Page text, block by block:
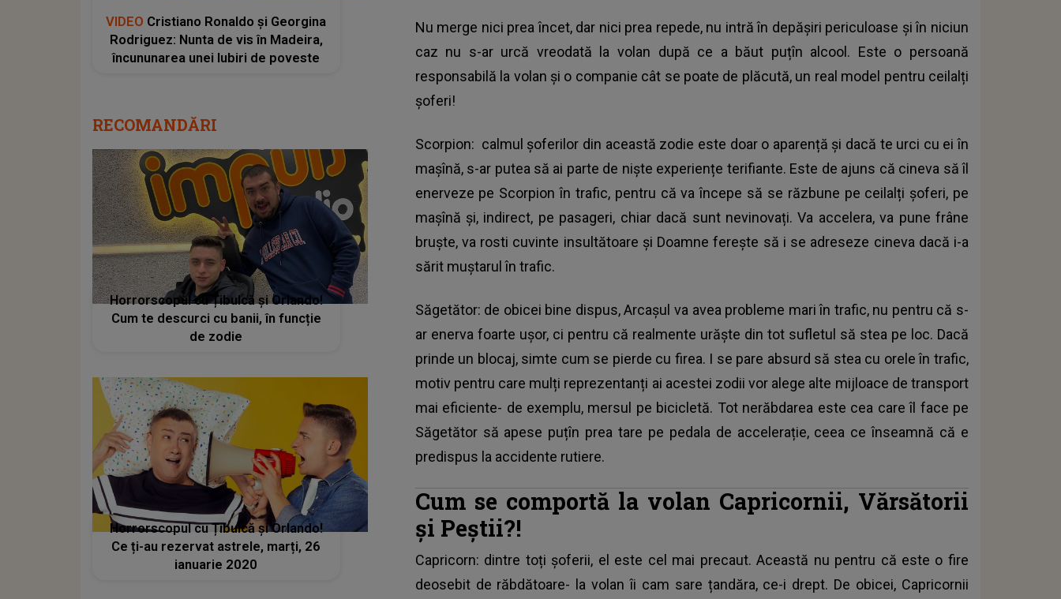
Nu merge nici prea încet, dar nici prea repede, nu intră în depășiri periculoase și în niciun
caz nu s-ar urcă vreodată la volan după ce a băut puțîn alcool. Este o persoană
responsabilă la volan și o companie cât se poate de plăcută, un real model pentru ceilalți
șoferi!
Scorpion: calmul șoferilor din această zodie este doar o aparență și dacă te urci cu ei în
mașînă, s-ar putea să ai parte de niște experiențe terifiante. Este de ajuns că cineva să îl
enerveze pe Scorpion în trafic, pentru că va începe să se răzbune pe ceilalți șoferi, pe
mașînă și, indirect, pe pasageri, chiar dacă sunt nevinovați. Va accelera, va pune frâne
bruște, va rosti cuvinte insultătoare și Doamne ferește să i se adreseze cineva dacă i-a
sărit muștarul în trafic.
Săgetător: de obicei bine dispus, Arcașul va avea probleme mari în trafic, nu pentru că s-
ar enerva foarte ușor, ci pentru că realmente urăște din tot sufletul să stea pe loc. Dacă
prinde un blocaj, simte cum se pierde cu firea. I se pare absurd să stea cu orele în trafic,
motiv pentru care mulți reprezentanți ai acestei zodii vor alege alte mijloace de transport
mai eficiente- de exemplu, mersul pe bicicletă. Tot nerăbdarea este cea care îl face pe
Săgetător să apese puțîn prea tare pe pedala de accelerație, ceea ce înseamnă că e
predispus la accidente rutiere.
Cum se comportă la volan Capricornii, Vărsătorii
și Peștii?!
Capricorn: dintre toți șoferii, el este cel mai precaut. Această nu pentru că este o fire
deosebit de răbdătoare- la volan îi cam sare țandăra, ce-i drept. De obicei, Capricornii
VIDEO Cristiano Ronaldo și Georgina
Rodriguez: Nunta de vis în Madeira,
încununarea unei Iubiri de poveste
RECOMANDĂRI
Horrorscopul cu Țibulcă și Orlando!
Cum te descurci cu banii, în funcție
de zodie
Horrorscopul cu Țibulcă și Orlando!
Ce ți-au rezervat astrele, marți, 26
ianuarie 2020